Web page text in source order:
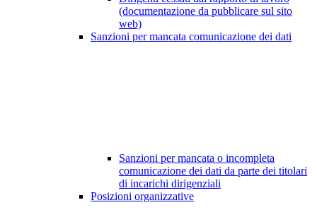
(documentazione da pubblicare sul sito
web)
Sanzioni per mancata comunicazione dei dati
Sanzioni per mancata o incompleta
comunicazione dei dati da parte dei titolari
di incarichi dirigenziali
Posizioni organizzative